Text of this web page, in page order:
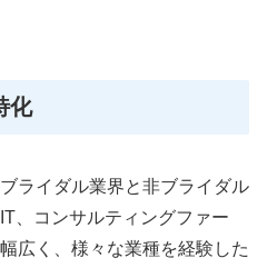
化
ライダル業界と非ブライダル
、コンサルティングファー
広く、様々な業種を経験した